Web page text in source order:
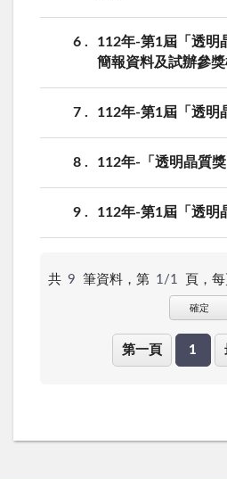
6
112年-第1屆「透明
簡報資料及試辦參
7 112年-第1屆「透明
8 112年-「透明晶質
9 112年-第1屆「透明
共 9 筆資料，第 1/1 頁，
確定
第一頁 1